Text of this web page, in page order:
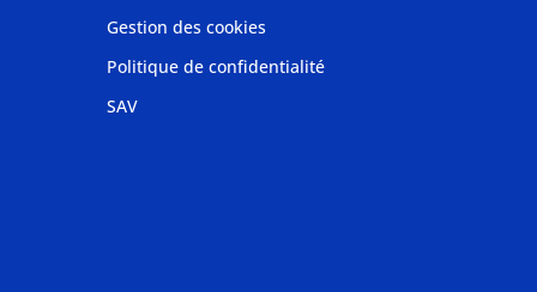
Gestion des cookies
Politique de confidentialité
SAV